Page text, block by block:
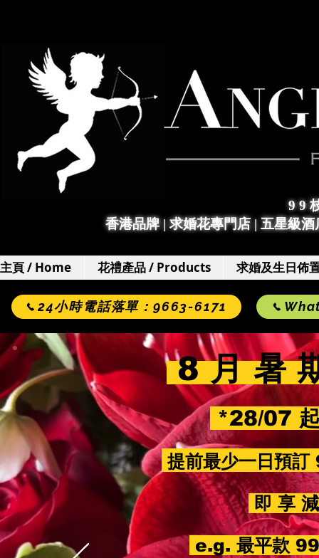
9 9
香港品牌 | 求婚花專門店| 五星級
主頁 / Home 花禮產品 / Products 求婚及生日佈
24小時電話落單：9663-6171
8 月 暑
*28/07
提前最少一日預
即 享
e.g. 最平款